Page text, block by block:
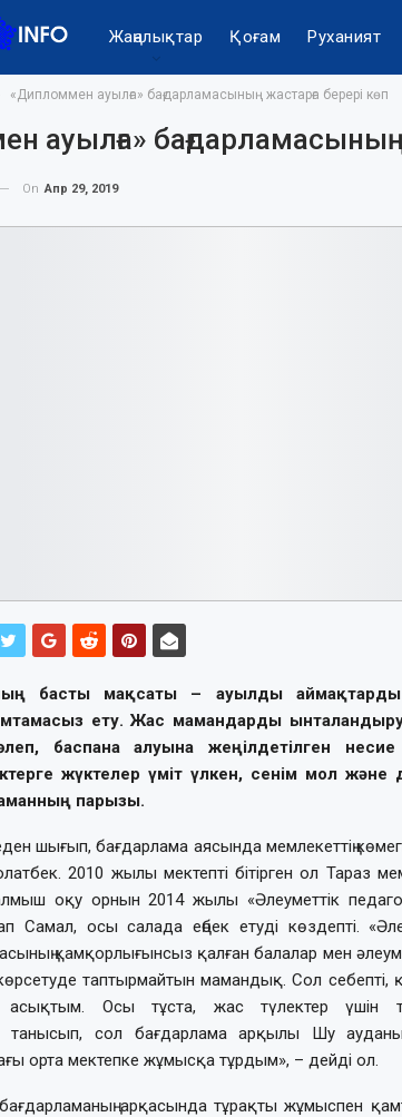
Жаңалықтар Қоғам Руханият
«Дипломмен ауылға» бағдарламасының жастарға берері көп
ауылға» бағдарламасының
On Апр 29, 2019
басты мақсаты – ауылды аймақтарды
ету. Жас мамандарды
баспана алуына жеңілдетілген несие
жүктелер үміт үлкен, сенім мол жəне
парызы.
шығып, бағдарлама аясында мемлекеттің
2010 жылы мектепті бітірген ол Тараз
оқу орнын 2014 жылы «Әлеуметтік
Самал, осы салада еңбек етуді көздепті.
қамқорлығынсыз қалған балалар мен
таптырмайтын мамандық. Сол себепті,
асықтым. Осы тұста, жас түлектер үшін
танысып, сол бағдарлама арқылы Шу
орта мектепке жұмысқа тұрдым», – дейді ол.
арқасында тұрақты жұмыспен